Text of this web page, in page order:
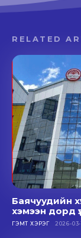
RELATED
Баячуудийн
хэмээн дорд
ГЭМТ ХЭРЭГ 2026-03-